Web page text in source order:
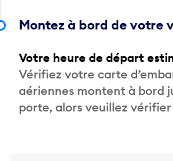
Montez à bord de votre
Votre heure de départ
Vérifiez votre carte
aériennes montent à bord
porte, alors veuillez